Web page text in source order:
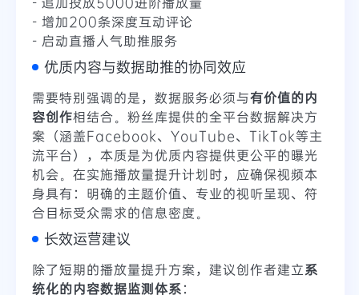
- 增加200条深度互动评论
- 启动直播人气助推服务
优质内容与数据助推的协同效应
需要特别强调的是，数据服务必须与有价值的内
容创作相结合。粉丝库提供的全平台数据解决方
案（涵盖Facebook、YouTube、TikTok等主
流平台），本质是为优质内容提供更公平的曝光
机会。在实施播放量提升计划时，应确保视频本
身具有：明确的主题价值、专业的视听呈现、符
合目标受众需求的信息密度。
长效运营建议
除了短期的播放量提升方案，建议创作者建立系
统化的内容数据监测体系：